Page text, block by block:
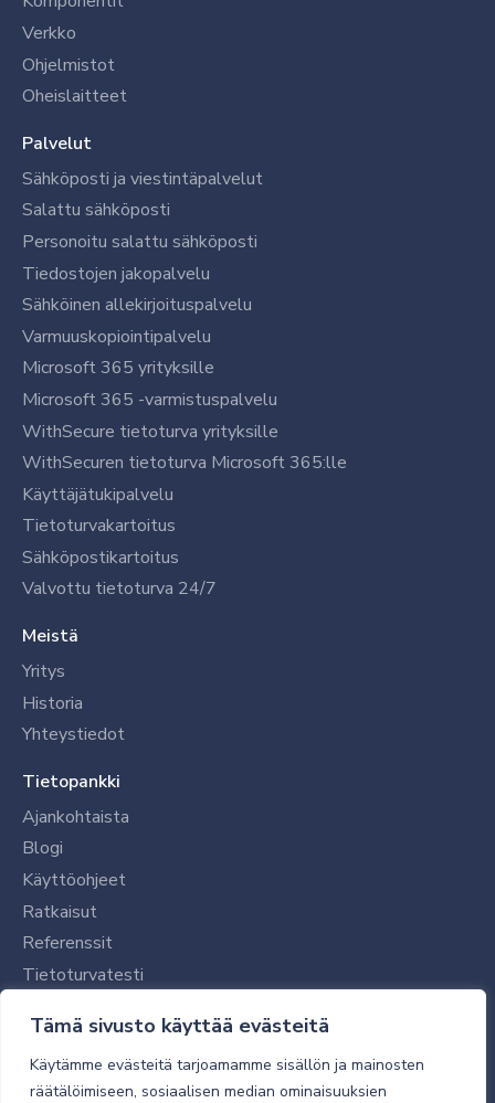
Tämä sivusto käyttää evästeitä
Käytämme evästeitä tarjoamamme sisällön ja mainosten
räätälöimiseen, sosiaalisen median ominaisuuksien
Verkko
Ohjelmistot
Oheislaitteet
Palvelut
Sähköposti ja viestintäpalvelut
Salattu sähköposti
Personoitu salattu sähköposti
Tiedostojen jakopalvelu
Sähköinen allekirjoituspalvelu
Varmuuskopiointipalvelu
Microsoft 365 yrityksille
Microsoft 365 -varmistuspalvelu
WithSecure tietoturva yrityksille
WithSecuren tietoturva Microsoft 365:lle
Käyttäjätukipalvelu
Tietoturvakartoitus
Sähköpostikartoitus
Valvottu tietoturva 24/7
Meistä
Yritys
Historia
Yhteystiedot
Tietopankki
Ajankohtaista
Blogi
Käyttöohjeet
Ratkaisut
Referenssit
Tietoturvatesti
Tilaajalle
Toimitustavat ja -kulut
Verkkokaupan yleiset ehdot